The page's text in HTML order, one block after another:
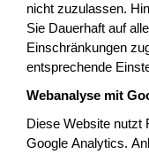
nicht zuzulassen.
Sie Dauerhaft auf
Einschränkungen
entsprechende
Webanalyse mit
Diese Website nutzt
Google Analytics.